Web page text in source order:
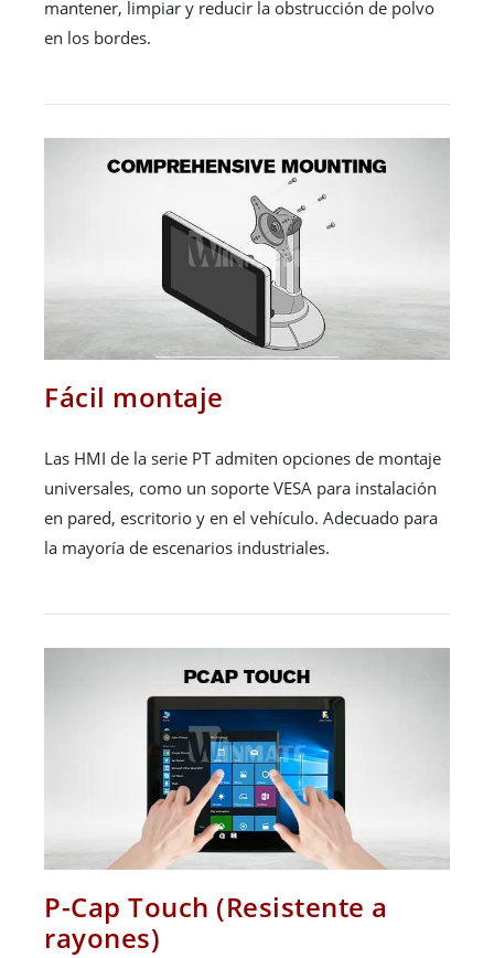
mantener, limpiar y reducir la obstrucción de polvo
en los bordes.
Fácil montaje
Las HMI de la serie PT admiten opciones de montaje
universales, como un soporte VESA para instalación
en pared, escritorio y en el vehículo. Adecuado para
la mayoría de escenarios industriales.
P-Cap Touch (Resistente a
rayones)